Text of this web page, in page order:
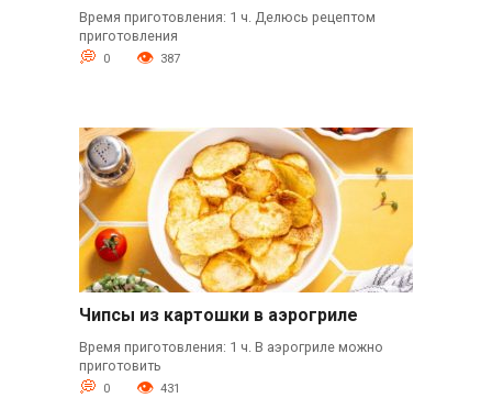
Время приготовления: 1 ч. Делюсь рецептом
приготовления
0 387
Чипсы из картошки в аэрогриле
Время приготовления: 1 ч. В аэрогриле можно
приготовить
0 431